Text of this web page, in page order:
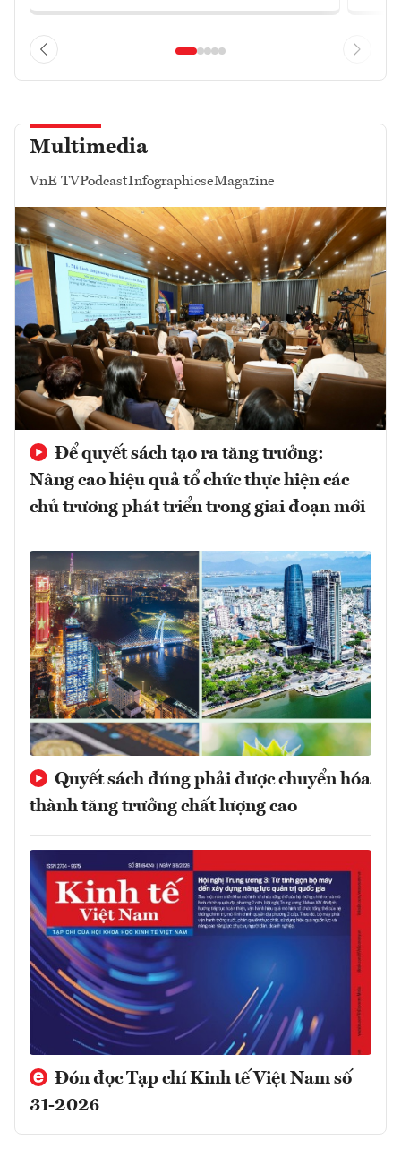
Multimedia
VnE TVPodcastInfographicseMagazine
Để quyết sách tạo ra tăng trưởng:
Nâng cao hiệu quả tổ chức thực hiện các
chủ trương phát triển trong giai đoạn mới
Quyết sách đúng phải được chuyển hóa
thành tăng trưởng chất lượng cao
Đón đọc Tạp chí Kinh tế Việt Nam số
31-2026